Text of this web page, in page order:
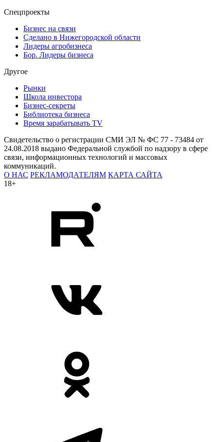
Спецпроекты
Бизнес на связи
Сделано в Нижегородской области
Лидеры агробизнеса
Бор. Лидеры бизнеса
Другое
Рынки
Школа инвестора
Бизнес-секреты
Библиотека бизнеса
Время зарабатывать TV
Свидетельство о регистрации СМИ ЭЛ № ФС 77 - 73484 от
24.08.2018 выдано Федеральной службой по надзору в сфере
связи, информационных технологий и массовых
коммуникаций.
О НАС РЕКЛАМОДАТЕЛЯМ КАРТА САЙТА
18+